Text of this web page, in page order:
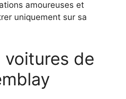
amoureuses et
uniquement sur sa
voitures de